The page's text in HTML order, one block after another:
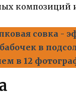
композиций
совка -
в
в 12